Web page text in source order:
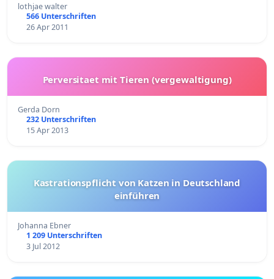
lothjae walter
566 Unterschriften
26 Apr 2011
Perversitaet mit Tieren (vergewaltigung)
Gerda Dorn
232 Unterschriften
15 Apr 2013
Kastrationspflicht von Katzen in Deutschland
einführen
Johanna Ebner
1 209 Unterschriften
3 Jul 2012